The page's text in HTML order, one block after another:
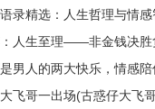
录精选：人生哲理与情
人生至理——非金钱决胜
男人的两大快乐，情感
飞哥一出场(古惑仔大飞